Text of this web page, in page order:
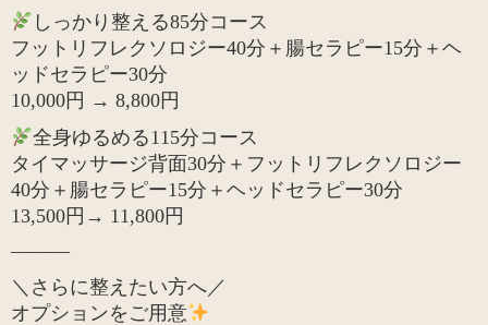
しっかり整える85分コース
フットリフレクソロジー40分＋腸セラピー15分＋ヘ
ッドセラピー30分
10,000円 → 8,800円
全身ゆるめる115分コース
タイマッサージ背面30分＋フットリフレクソロジー
40分＋腸セラピー15分＋ヘッドセラピー30分
13,500円→ 11,800円
———
＼さらに整えたい方へ／
オプションをご用意